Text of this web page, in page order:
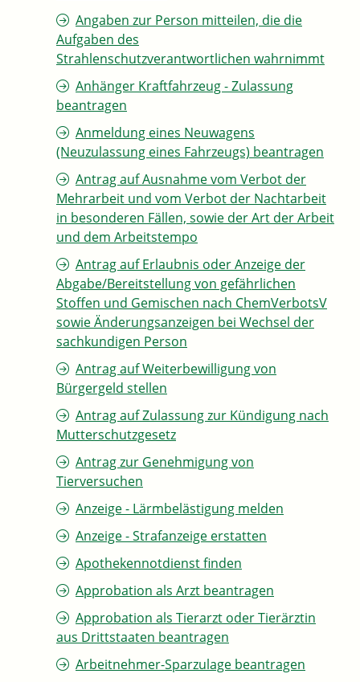
Angaben zur Person mitteilen, die die
Aufgaben des
Strahlenschutzverantwortlichen wahrnimmt
Anhänger Kraftfahrzeug - Zulassung
beantragen
Anmeldung eines Neuwagens
(Neuzulassung eines Fahrzeugs) beantragen
Antrag auf Ausnahme vom Verbot der
Mehrarbeit und vom Verbot der Nachtarbeit
in besonderen Fällen, sowie der Art der Arbeit
und dem Arbeitstempo
Antrag auf Erlaubnis oder Anzeige der
Abgabe/Bereitstellung von gefährlichen
Stoffen und Gemischen nach ChemVerbotsV
sowie Änderungsanzeigen bei Wechsel der
sachkundigen Person
Antrag auf Weiterbewilligung von
Bürgergeld stellen
Antrag auf Zulassung zur Kündigung nach
Mutterschutzgesetz
Antrag zur Genehmigung von
Tierversuchen
Anzeige - Lärmbelästigung melden
Anzeige - Strafanzeige erstatten
Apothekennotdienst finden
Approbation als Arzt beantragen
Approbation als Tierarzt oder Tierärztin
aus Drittstaaten beantragen
Arbeitnehmer-Sparzulage beantragen